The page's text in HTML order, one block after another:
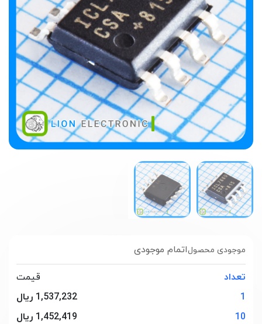
اتمام موجودیموجودی محصول
تعداد
قیمت
1
1,537,232 ریال
10
1,452,419 ریال